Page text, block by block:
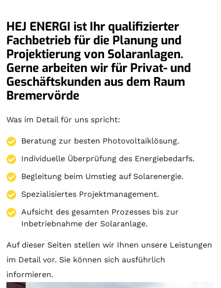
HEJ ENERGI ist Ihr qualifizierter
Fachbetrieb für die Planung und
Projektierung von Solaranlagen.
Gerne arbeiten wir für Privat- und
Geschäftskunden aus dem Raum
Bremervörde
Was im Detail für uns spricht:
Beratung zur besten Photovoltaiklösung.
Individuelle Überprüfung des Energiebedarfs.
Begleitung beim Umstieg auf Solarenergie.
Spezialisiertes Projektmanagement.
Aufsicht des gesamten Prozesses bis zur
Inbetriebnahme der Solaranlage.
Auf dieser Seiten stellen wir Ihnen unsere Leistungen
im Detail vor. Sie können sich ausführlich
informieren.